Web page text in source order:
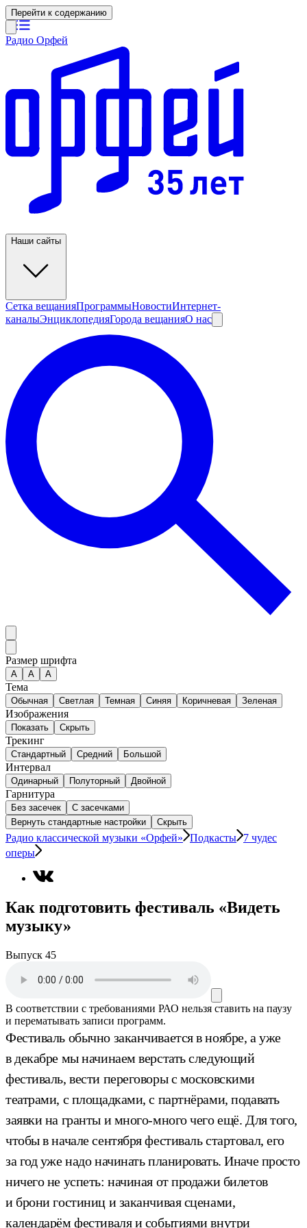
Перейти к содержанию
Радио Орфей
Наши сайты
Сетка вещанияПрограммыНовостиИнтернет-
каналыЭнциклопедияГорода вещанияО нас
Размер шрифта
А A A
Тема
Обычная Светлая Темная Синяя Коричневая Зеленая
Изображения
Показать Скрыть
Трекинг
Стандартный Средний Большой
Интервал
Одинарный Полуторный Двойной
Гарнитура
Без засечек
С засечками
Вернуть стандартные настройки
Скрыть
Радио классической музыки «Орфей» Подкасты
7 чудес
оперы
Как подготовить фестиваль «Видеть
музыку»
Выпуск 45
В соответствии с требованиями РАО нельзя ставить на паузу
и перематывать записи программ.
Фестиваль обычно заканчивается в ноябре, а уже
в декабре мы начинаем верстать следующий
фестиваль, вести переговоры с московскими
театрами, с площадками, с партнёрами, подавать
заявки на гранты и много-много чего ещё. Для того,
чтобы в начале сентября фестиваль стартовал, его
за год уже надо начинать планировать. Иначе просто
ничего не успеть: начиная от продажи билетов
и брони гостиниц и заканчивая сценами,
календарём фестиваля и событиями внутри